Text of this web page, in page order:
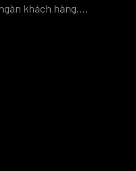
khách hàng….